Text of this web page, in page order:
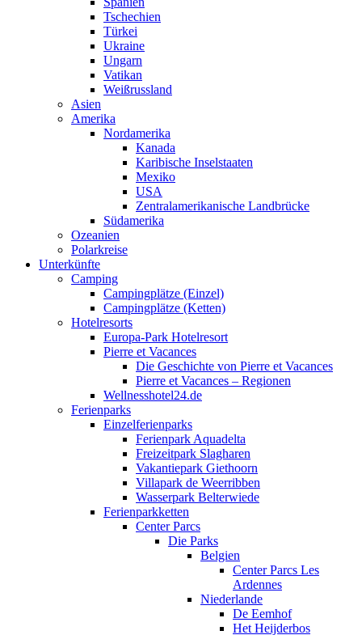
Tschechien
Türkei
Ukraine
Ungarn
Vatikan
Weißrussland
Asien
Amerika
Nordamerika
Kanada
Karibische Inselstaaten
Mexiko
USA
Zentralamerikanische Landbrücke
Südamerika
Ozeanien
Polarkreise
Unterkünfte
Camping
Campingplätze (Einzel)
Campingplätze (Ketten)
Hotelresorts
Europa-Park Hotelresort
Pierre et Vacances
Die Geschichte von Pierre et Vacances
Pierre et Vacances – Regionen
Wellnesshotel24.de
Ferienparks
Einzelferienparks
Ferienpark Aquadelta
Freizeitpark Slagharen
Vakantiepark Giethoorn
Villapark de Weerribben
Wasserpark Belterwiede
Ferienparkketten
Center Parcs
Die Parks
Belgien
Center Parcs Les
Ardennes
Niederlande
De Eemhof
Het Heijderbos